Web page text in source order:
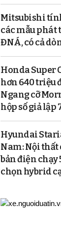
Mitsubishi
các mẫu
ĐNÁ, có cả
Honda Super
hơn 640 triệu
Ngang cỡ
hộp số giả lập
Hyundai
Nam: Nội thất
bản điện chạy
chọn hybrid